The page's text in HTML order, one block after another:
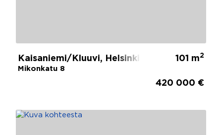
Kaisaniemi/Kluuvi, Helsinki
Mikonkatu 8
101 m2
420 000 €